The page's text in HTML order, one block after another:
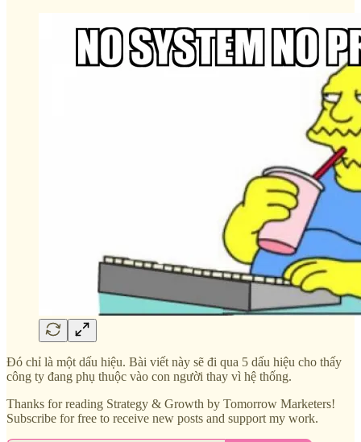
Đó chỉ là một dấu hiệu. Bài viết này sẽ đi qua 5 dấu hiệu cho thấy
công ty đang phụ thuộc vào con người thay vì hệ thống.
Thanks for reading Strategy & Growth by Tomorrow Marketers!
Subscribe for free to receive new posts and support my work.